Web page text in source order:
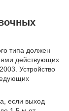
типа должен
действующих
Устройство
если выход